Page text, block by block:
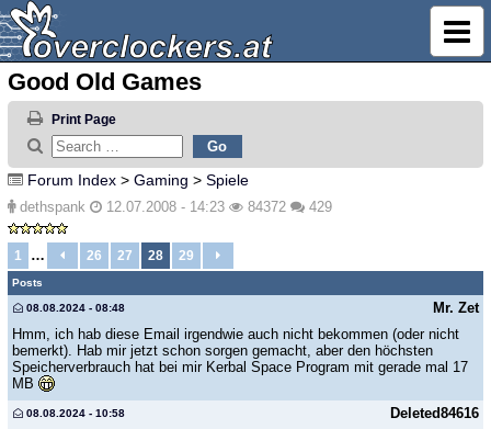
Good Old Games
Print Page
Forum Index > Gaming > Spiele
dethspank 12.07.2008 - 14:23 84372 429
1 … 26 27 28 29
Posts
Mr. Zet
08.08.2024 - 08:48
Hmm, ich hab diese Email irgendwie auch nicht bekommen (oder nicht
bemerkt). Hab mir jetzt schon sorgen gemacht, aber den höchsten
Speicherverbrauch hat bei mir Kerbal Space Program mit gerade mal 17
MB
Deleted84616
08.08.2024 - 10:58